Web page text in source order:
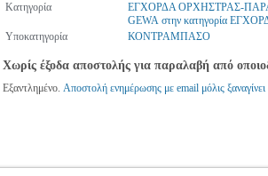
Κατηγορία ΕΓΧΟΡΔΑ ΟΡΧΗΣΤΡΑΣ-
GEWA στην κατηγορία
Υποκατηγορία
ΚΟΝΤΡΑΜΠΑΣΟ
Χωρίς έξοδα αποστολής για παραλαβή από
Εξαντλημένο. Αποστολή ενημέρωσης με email μόλις ξαναγίνει